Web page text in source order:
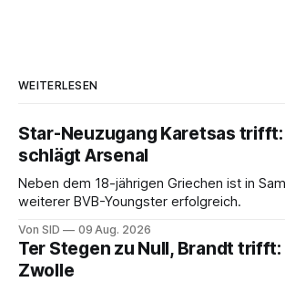
WEITERLESEN
Star-Neuzugang Karetsas
schlägt Arsenal
Neben dem 18-jährigen Griechen ist in
weiterer BVB-Youngster erfolgreich.
Von SID 09 Aug. 2026
Ter Stegen zu Null, Brandt
Zwolle